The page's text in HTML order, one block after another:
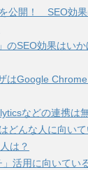
を公開！ SEO効
のSEO効果はい
はGoogle
などの連携は
どんな人に向い
は？
活用に向いてい